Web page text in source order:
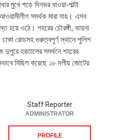
মুখে পড়ে দিনভর ধাওয়া-পাল্টা
সমর্থক মারা যায়। এসব
হয়ে ওঠে। শহরের চৌরঙ্গী, ভায়না
রোডসহ গুরুত্বপূর্ণ স্থানে পুলিশ
হরতালের সমর্থনে শহরের
মিছিল করেছে ১৮ দলীয় জোটের
Staff Reporter
ADMINISTRATOR
PROFILE